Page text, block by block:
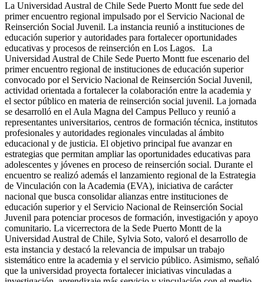
La Universidad Austral de Chile Sede Puerto Montt fue sede del
primer encuentro regional impulsado por el Servicio Nacional de
Reinserción Social Juvenil. La instancia reunió a instituciones de
educación superior y autoridades para fortalecer oportunidades
educativas y procesos de reinserción en Los Lagos. La
Universidad Austral de Chile Sede Puerto Montt fue escenario del
primer encuentro regional de instituciones de educación superior
convocado por el Servicio Nacional de Reinserción Social Juvenil,
actividad orientada a fortalecer la colaboración entre la academia y
el sector público en materia de reinserción social juvenil. La jornada
se desarrolló en el Aula Magna del Campus Pelluco y reunió a
representantes universitarios, centros de formación técnica, institutos
profesionales y autoridades regionales vinculadas al ámbito
educacional y de justicia. El objetivo principal fue avanzar en
estrategias que permitan ampliar las oportunidades educativas para
adolescentes y jóvenes en proceso de reinserción social. Durante el
encuentro se realizó además el lanzamiento regional de la Estrategia
de Vinculación con la Academia (EVA), iniciativa de carácter
nacional que busca consolidar alianzas entre instituciones de
educación superior y el Servicio Nacional de Reinserción Social
Juvenil para potenciar procesos de formación, investigación y apoyo
comunitario. La vicerrectora de la Sede Puerto Montt de la
Universidad Austral de Chile, Sylvia Soto, valoró el desarrollo de
esta instancia y destacó la relevancia de impulsar un trabajo
sistemático entre la academia y el servicio público. Asimismo, señaló
que la universidad proyecta fortalecer iniciativas vinculadas a